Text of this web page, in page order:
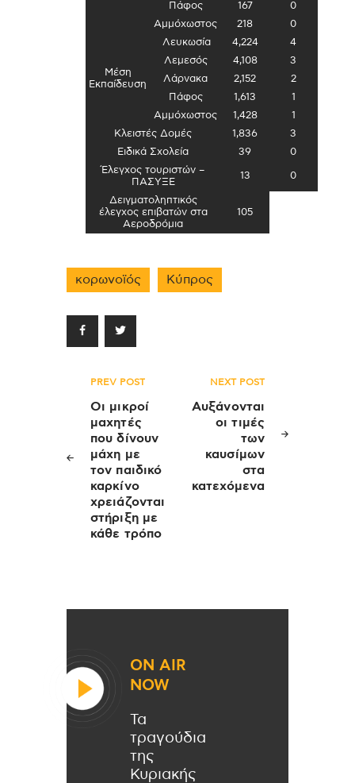
Πάφος 167
0
Αμμόχωστος
218 0
Μέση
Εκπαίδευση
Λευκωσία 4,224
4
Λεμεσός
4,108
3
Λάρνακα
2,152
2
Πάφος
1,613
1
Αμμόχωστος
1,428
1
Κλειστές Δομές
1,836
3
Ειδικά Σχολεία
39
0
Έλεγχος τουριστών –
ΠΑΣΥΞΕ
13 0
Δειγματοληπτικός
έλεγχος επιβατών στα
Αεροδρόμια
105
κορωνοϊός Κύπρος
Πλοήγηση
άρθρων
PREV POST
Οι μικροί
μαχητές
που δίνουν
μάχη με
τον παιδικό
καρκίνο
χρειάζονται
στήριξη με
κάθε τρόπο
NEXT POST
Αυξάνονται
οι τιμές
των
καυσίμων
στα
κατεχόμενα
ON AIR
NOW
Τα
τραγούδια
της
Κυριακής